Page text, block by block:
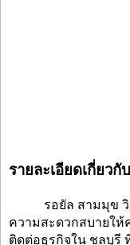
รายละเอียดเกี่ยวกั
รอยัล สามมุข วิล
ความสะดวกสบายให้
ติดต่อธุรกิจใน ชลบุรี